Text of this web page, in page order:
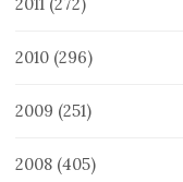
2010 (296)
2009 (251)
2008 (405)